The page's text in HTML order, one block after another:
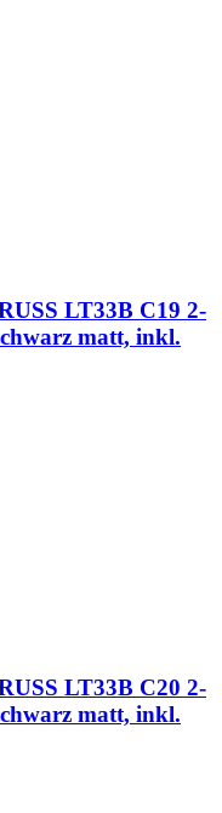
LT33B C19 2-
matt, inkl.
LT33B C20 2-
matt, inkl.